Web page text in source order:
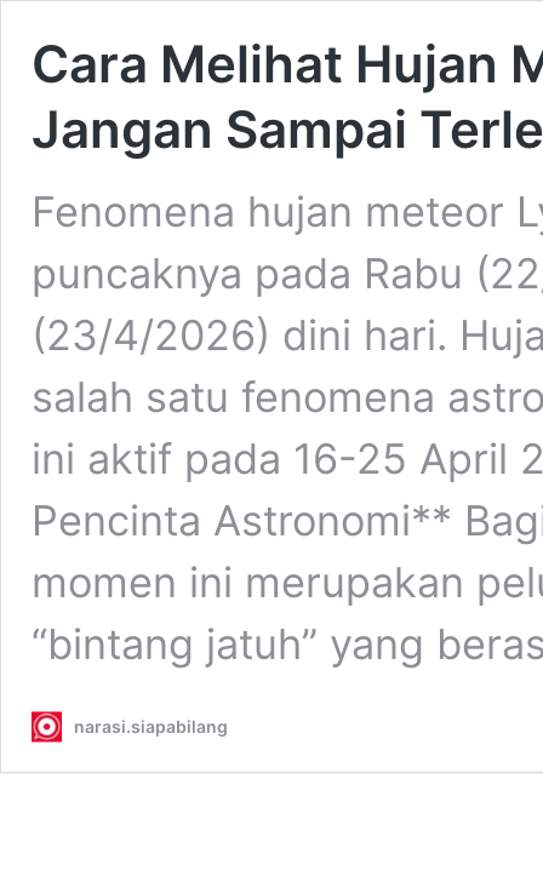
Cara Melihat Hujan
Jangan Sampai
Fenomena hujan meteor
puncaknya pada Rabu
(23/4/2026) dini hari.
salah satu fenomena
ini aktif pada 16-25 April
Pencinta Astronomi**
momen ini merupakan
“bintang jatuh” yang
narasi.siapabilang